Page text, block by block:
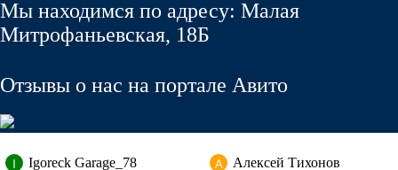
KNM - GRIS BASALTE
Мы находимся по адресу: Малая
Митрофаньевская, 18Б
Отзывы о нас на портале Авито
I Igoreck Garage_78 А Алексей Тихонов